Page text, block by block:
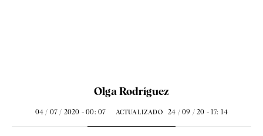
Olga Rodríguez
04 / 07 / 2020 - 00: 07 ACTUALIZADO 24 / 09 / 20 - 17: 14